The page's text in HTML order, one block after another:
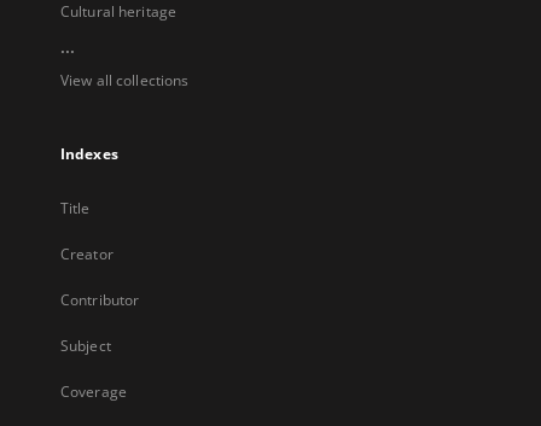
Cultural heritage
...
View all collections
Indexes
Title
Creator
Contributor
Subject
Coverage